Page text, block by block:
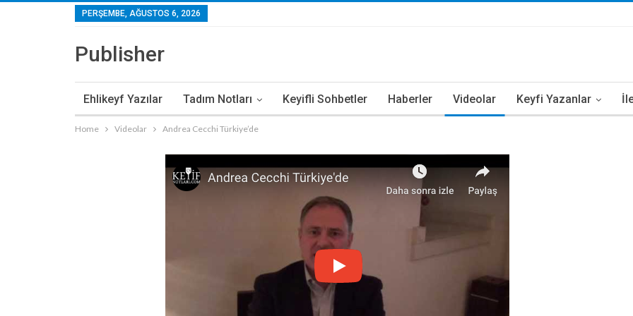
PERŞEMBE, AĞUSTOS 6, 2026
Publisher
Ehlikeyf Yazılar Tadım Notları Keyifli Sohbetler Haberler Videolar Keyfi Yazanlar
Home Videolar Andrea Cecchi Türkiye’de